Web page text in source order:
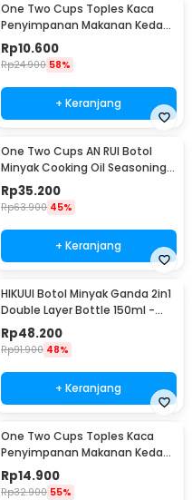
One Two Cups Toples Kaca
Penyimpanan Makanan Kedap
Udara Storage Jar 350ml -
GH1270
Rp10.600
Rp24.900 58%
+ Keranjang
One Two Cups AN RUI Botol
Minyak Cooking Oil Seasoning
Bottle 550ml - YH-033
Rp35.200
Rp63.900 45%
+ Keranjang
HIKUUI Botol Minyak Ganda 2in1
Double Layer Bottle 150ml -
HI150
Rp48.200
Rp91.900 48%
+ Keranjang
One Two Cups Toples Kaca
Penyimpanan Makanan Kedap
Udara Glass Jar 410ml - GH1270
Rp14.900
Rp32.900 55%